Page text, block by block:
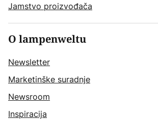
Jamstvo proizvođača
O lampenweltu
Newsletter
Marketinške suradnje
Newsroom
Inspiracija